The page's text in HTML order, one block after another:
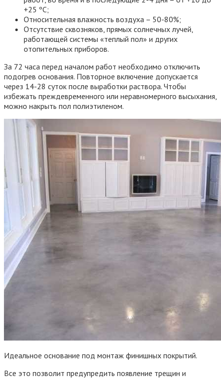
+25 ºС;
Относительная влажность воздуха – 50-80%;
Отсутствие сквозняков, прямых солнечных лучей,
работающей системы «теплый пол» и других
отопительных приборов.
За 72 часа перед началом работ необходимо отключить
подогрев основания. Повторное включение допускается
через 14-28 суток после выработки раствора. Чтобы
избежать преждевременного или неравномерного высыхания,
можно накрыть пол полиэтиленом.
Идеальное основание под монтаж финишных покрытий.
Все это позволит предупредить появление трещин и